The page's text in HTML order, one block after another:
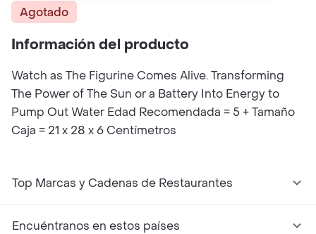
Agotado
Información del producto
Watch as The Figurine Comes Alive. Transforming
The Power of The Sun or a Battery Into Energy to
Pump Out Water Edad Recomendada = 5 + Tamaño
Caja = 21 x 28 x 6 Centímetros
Top Marcas y Cadenas de Restaurantes
Encuéntranos en estos países